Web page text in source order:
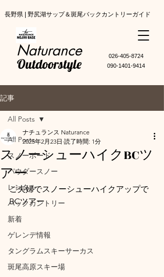
長野県 | 野尻湖サップ＆斑尾バックカントリーガイド
Naturance
Outdoorstyle
​026-405-8724
090-1401-9414
記事
All Posts
スノーボード
パウダースノー
レンタル
バックカントリー
新着
ゲレンデ情報
タングラムスキーサーカス
斑尾高原スキー場
All Posts
スノーシューハイクBCツ
アー
ナチュランス Naturance
2025年2月23日 読了時間: 1分
ご夫婦でスノーシューハイクアップで
BCツアー